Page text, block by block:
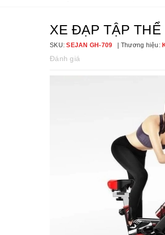
XE ĐẠP TẬP
SKU:SEJAN GH-709 Thương hiệu:
Đánh giá